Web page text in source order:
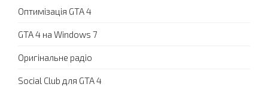
Оптимізація GTA 4
GTA 4 на Windows 7
Оригінальне радіо
Social Club для GTA 4